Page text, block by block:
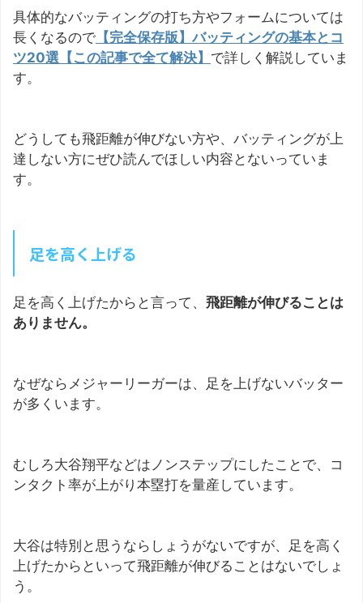
具体的なバッティングの打ち方やフォームについては
長くなるので 【完全保存版】バッティングの基本とコ
ツ20選【この記事で全て解決】 で詳しく解説していま
す。
どうしても飛距離が伸びない方や、バッティングが上
達しない方にぜひ読んでほしい内容とないっていま
す。
足を高く上げる
足を高く上げたからと言って、 飛距離が伸びることは
ありません。
なぜならメジャーリーガーは、足を上げないバッター
が多くいます。
むしろ大谷翔平などはノンステップにしたことで、コ
ンタクト率が上がり本塁打を量産しています。
大谷は特別と思うならしょうがないですが、足を高く
上げたからといって飛距離が伸びることはないでしょ
う。